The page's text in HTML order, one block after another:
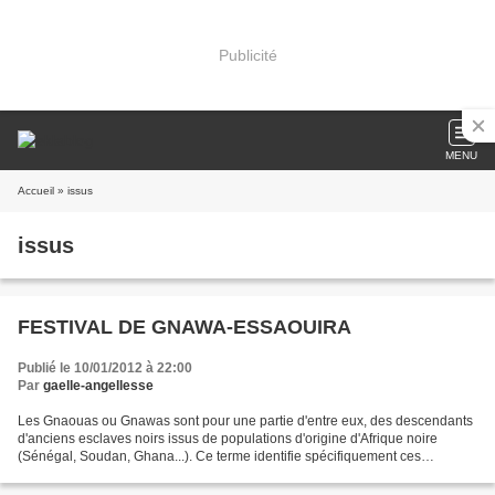
Publicité
MENU
Accueil » issus
issus
FESTIVAL DE GNAWA-ESSAOUIRA
Publié le 10/01/2012 à 22:00
Par gaelle-angellesse
Les Gnaouas ou Gnawas sont pour une partie d'entre eux, des descendants
d'anciens esclaves noirs issus de populations d'origine d'Afrique noire
(Sénégal, Soudan, Ghana...). Ce terme identifie spécifiquement ces